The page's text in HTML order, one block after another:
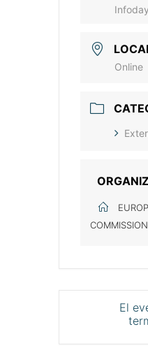
Infoday
Online
COMMISSION
El